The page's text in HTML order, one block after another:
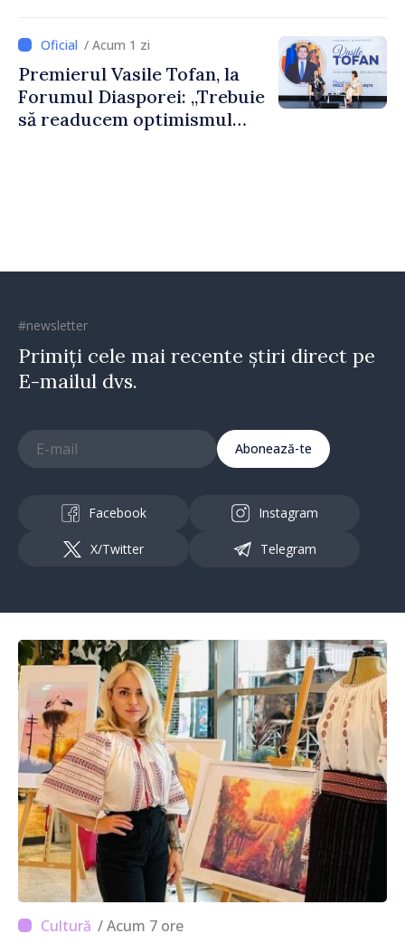
dumneavoastră pentru a
construi comunități mai
puternice”
/ Acum 1 zi
Premierul Vasile Tofan, la
Forumul Diasporei: „Trebuie
să readucem optimismul
#newsletter
Primiți cele mai recente știri direct pe
E-mailul dvs.
Abonează-te
Facebook Instagram
X/Twitter Telegram
/ Acum 7 ore